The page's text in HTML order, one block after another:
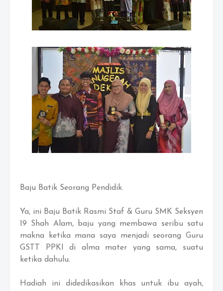
Baju Batik Seorang Pendidik.
Ya, ini Baju Batik Rasmi Staf & Guru SMK Seksyen
19 Shah Alam, baju yang membawa seribu satu
makna ketika mana saya menjadi seorang Guru
GSTT PPKI di alma mater yang sama, suatu
ketika dahulu.
Hadiah ini didedikasikan khas untuk ibu ayah,